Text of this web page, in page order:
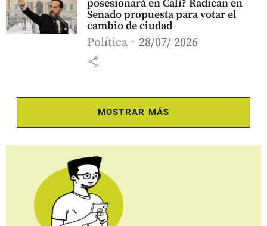
posesionará en Cali? Radican en
Senado propuesta para votar el
cambio de ciudad
Política 28/07/ 2026
share
MOSTRAR MÁS